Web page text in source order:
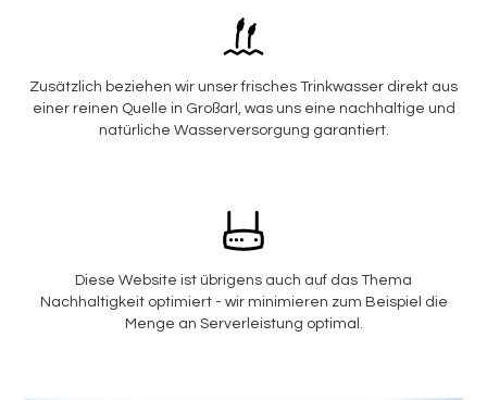
Zusätzlich beziehen wir unser frisches Trinkwasser direkt aus
einer reinen Quelle in Großarl, was uns eine nachhaltige und
natürliche Wasserversorgung garantiert.
Diese Website ist übrigens auch auf das Thema
Nachhaltigkeit optimiert - wir minimieren zum Beispiel die
Menge an Serverleistung optimal.